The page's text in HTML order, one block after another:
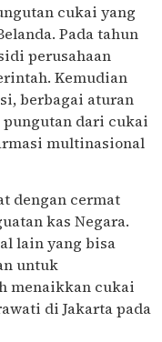
cukai yang
Pada tahun
perusahaan
Kemudian
berbagai aturan
dari cukai
multinasional
dengan cermat
kas Negara.
lain yang bisa
untuk
menaikkan cukai
di Jakarta pada